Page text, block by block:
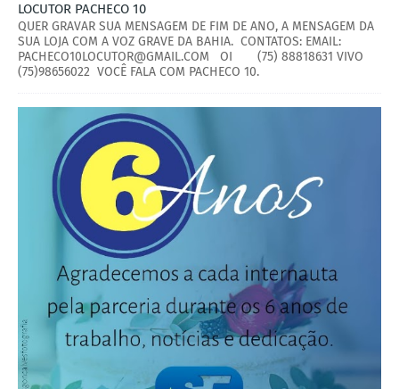
LOCUTOR PACHECO 10
QUER GRAVAR SUA MENSAGEM DE FIM DE ANO, A MENSAGEM DA
SUA LOJA COM A VOZ GRAVE DA BAHIA. CONTATOS: EMAIL:
PACHECO10LOCUTOR@GMAIL.COM OI (75) 88818631 VIVO
(75)98656022 VOCÊ FALA COM PACHECO 10.